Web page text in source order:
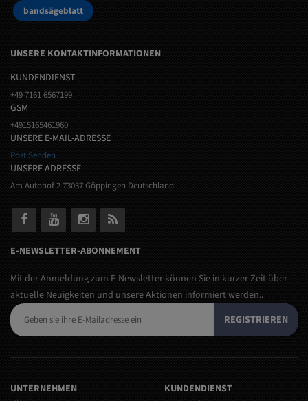
bandsägeblatt
UNSERE KONTAKTINFORMATIONEN
KUNDENDIENST
+49 7161 6567199
GSM
+4915165461960
UNSERE E-MAIL-ADRESSE
Post Senden
UNSERE ADRESSE
Am Autohof 2 73037 Göppingen Deutschland
E-NEWSLETTER-ABONNEMENT
Mit der Anmeldung zum E-Newsletter können Sie in kurzer Zeit über
aktuelle Neuigkeiten und unsere Aktionen informiert werden..
REGISTRIEREN
UNTERNEHMEN KUNDENDIENST